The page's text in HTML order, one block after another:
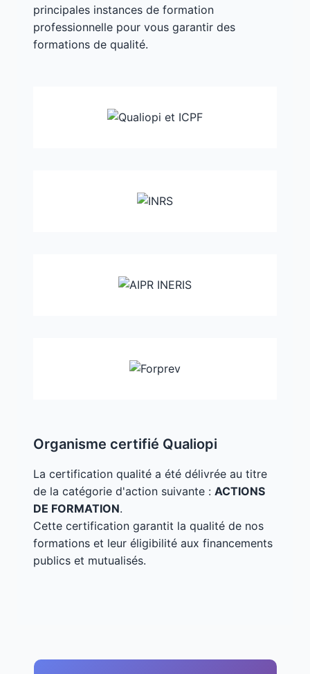
principales instances de formation
professionnelle pour vous garantir des
formations de qualité.
Organisme certifié Qualiopi
La certification qualité a été délivrée au titre
de la catégorie d'action suivante : ACTIONS
DE FORMATION.
Cette certification garantit la qualité de nos
formations et leur éligibilité aux financements
publics et mutualisés.